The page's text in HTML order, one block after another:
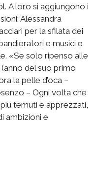
A loro si aggiungono i
Alessandra
per la sfilata dei
e musici e
«Se solo ripenso alle
del suo primo
la pelle d’oca –
– Ogni volta che
temuti e apprezzati,
ambizioni e